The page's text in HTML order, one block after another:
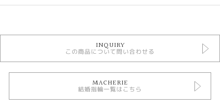
結婚指輪
結婚指輪 ゴージャス
MACHERIE 結婚指輪
素材で選ぶ 結婚指輪 コンビネーション
テイスト
INQUIRY
この商品について問い合わせる
MACHERIE
結婚指輪一覧はこちら